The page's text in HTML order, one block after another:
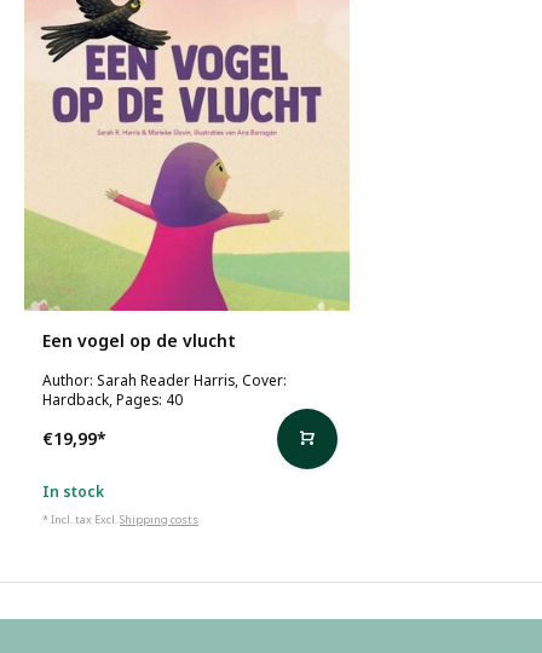
Een vogel op de vlucht
Author: Sarah Reader Harris, Cover:
Hardback, Pages: 40
€19,99*
In stock
* Incl. tax Excl.Shipping costs